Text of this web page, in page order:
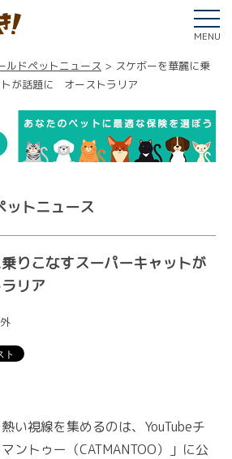
MENU
ルドペットニュース
スケボーを華麗に乗
トが話題に オーストラリア
ットニュース
りこなすスーパーキャットが
リア
い視線を集めるのは、YouTubeチ
ントゥー（CATMANTOO）」に公